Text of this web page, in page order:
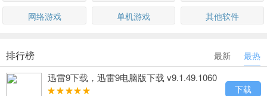
网络游戏
单机游戏 其他软件
最新 最热
排行榜
迅雷9下载，迅雷9电脑版下载 v9.1.49.1060
下载